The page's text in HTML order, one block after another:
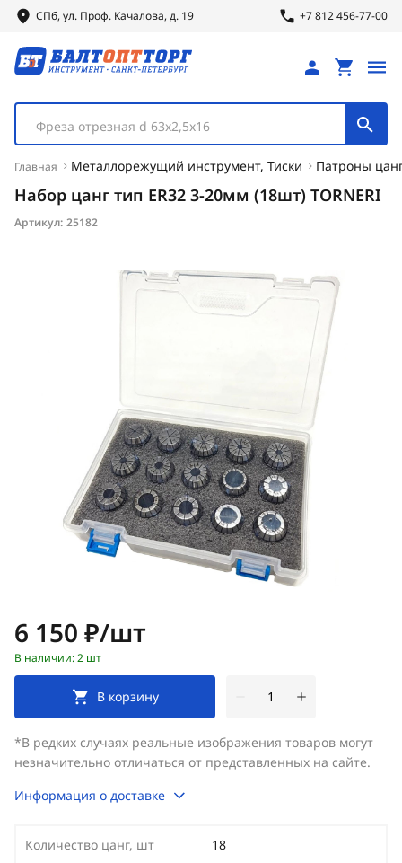
СПб, ул. Проф. Качалова, д. 19 +7 812 456-77-00
Фреза отрезная d 63х2,5х16
Главная Металлорежущий инструмент, Тиски Патроны
Набор цанг тип ER32 3-20мм (18шт) TORNERI
Артикул: 25182
Цена:
6 150 ₽/шт
В наличии: 2 шт
В корзину
*В редких случаях реальные изображения товаров могут
незначительно отличаться от представленных на сайте.
Информация о доставке
Количество цанг, шт 18